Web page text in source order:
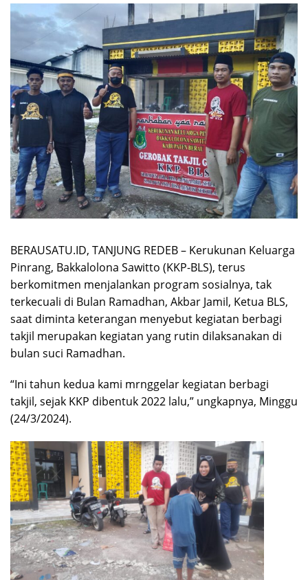
BERAUSATU.ID, TANJUNG REDEB – Kerukunan Keluarga
Pinrang, Bakkalolona Sawitto (KKP-BLS), terus
berkomitmen menjalankan program sosialnya, tak
terkecuali di Bulan Ramadhan, Akbar Jamil, Ketua BLS,
saat diminta keterangan menyebut kegiatan berbagi
takjil merupakan kegiatan yang rutin dilaksanakan di
bulan suci Ramadhan.
“Ini tahun kedua kami mrnggelar kegiatan berbagi
takjil, sejak KKP dibentuk 2022 lalu,” ungkapnya, Minggu
(24/3/2024).